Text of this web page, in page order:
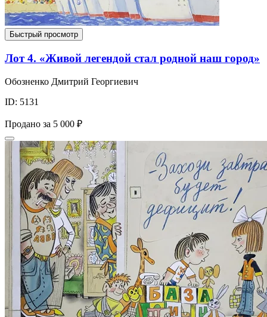
Быстрый просмотр
Лот 4. «Живой легендой стал родной наш город»
Обозненко Дмитрий Георгиевич
ID: 5131
Продано за 5 000 ₽